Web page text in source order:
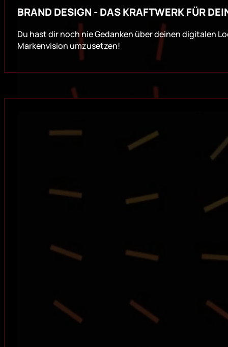
BRAND DESIGN - DAS KRAFTWERK FÜR
Du hast dir noch nie Gedanken über deinen digitalen
Markenvision umzusetzen!